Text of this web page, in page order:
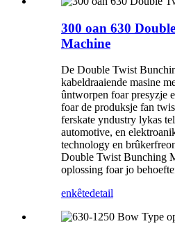
300 oan 630
Machine
De Double Twist
kabeldraaiende masine
ûntworpen foar presyzje
foar de produksje fan
ferskate yndustry lykas
automotive, en
technology en
Double Twist Bunching
oplossing foar jo
enkêtedetail